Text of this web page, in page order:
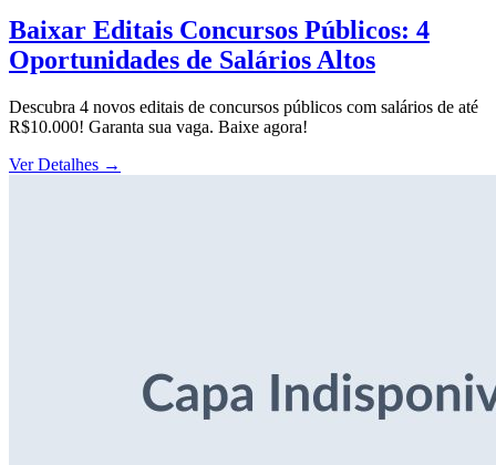
Baixar Editais Concursos Públicos: 4
Oportunidades de Salários Altos
Descubra 4 novos editais de concursos públicos com salários de até
R$10.000! Garanta sua vaga. Baixe agora!
Ver Detalhes →